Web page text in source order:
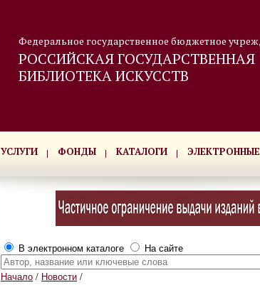
Федеральное государственное бюджетное
РОССИЙСКАЯ ГОСУДАРСТВЕННАЯ
БИБЛИОТЕКА ИСКУССТВ
УСЛУГИ ФОНДЫ КАТАЛОГИ
В электронном каталоге На сайте
Начало / Новости /